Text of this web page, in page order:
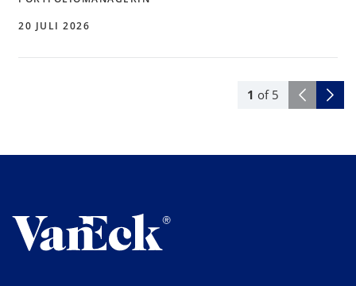
1 of 5
20 JULI 2026